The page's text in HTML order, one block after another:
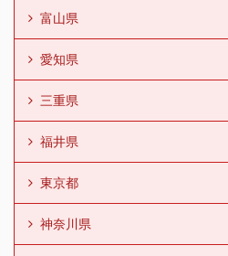
富山県
愛知県
三重県
福井県
東京都
神奈川県